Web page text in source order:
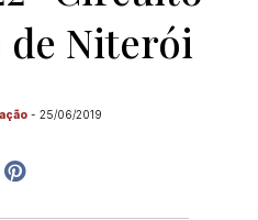
de Niterói
- 25/06/2019